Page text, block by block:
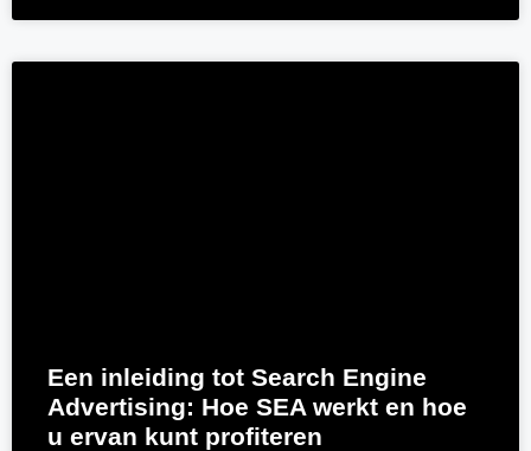
Een inleiding tot Search Engine
Advertising: Hoe SEA werkt en hoe
u ervan kunt profiteren